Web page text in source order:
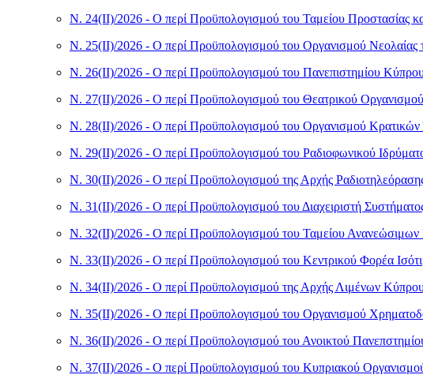
Ν. 24(II)/2026 - Ο περί Προϋπολογισμού του Ταμείου Προστασίας
Ν. 25(II)/2026 - Ο περί Προϋπολογισμού του Οργανισμού Νεολαίας
Ν. 26(II)/2026 - Ο περί Προϋπολογισμού του Πανεπιστημίου
Ν. 27(II)/2026 - Ο περί Προϋπολογισμού του Θεατρικού
Ν. 28(II)/2026 - Ο περί Προϋπολογισμού του Οργανισμού Κρατικών
Ν. 29(II)/2026 - Ο περί Προϋπολογισμού του Ραδιοφωνικού
Ν. 30(II)/2026 - Ο περί Προϋπολογισμού της Αρχής
Ν. 31(II)/2026 - Ο περί Προϋπολογισμού του Διαχειριστή
Ν. 32(II)/2026 - Ο περί Προϋπολογισμού του Ταμείου Ανανεώσιμων
Ν. 33(II)/2026 - Ο περί Προϋπολογισμού του Κεντρικού Φορέα
Ν. 34(II)/2026 - Ο περί Προϋπολογισμού της Αρχής Λιμένων
Ν. 35(II)/2026 - Ο περί Προϋπολογισμού του Οργανισμού
Ν. 36(II)/2026 - Ο περί Προϋπολογισμού του Ανοικτού
Ν. 37(II)/2026 - Ο περί Προϋπολογισμού του Κυπριακού